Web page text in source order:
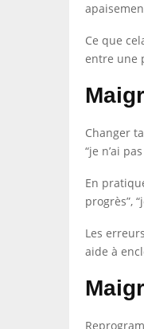
Ce que
entre une
Changer
“je n’ai
En
progrès”,
Les
aide à